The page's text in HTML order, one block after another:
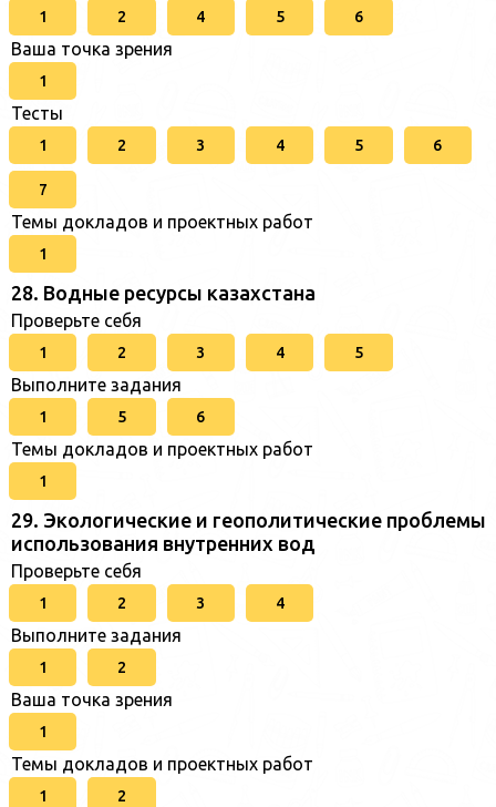
1 2 4 5 6
Ваша точка зрения
1
Тесты
1 2 3 4 5 6
7
Темы докладов и проектных работ
1
28. Водные ресурсы казахстана
Проверьте себя
1 2 3 4 5
Выполните задания
1 5 6
Темы докладов и проектных работ
1
29. Экологические и геополитические проблемы
использования внутренних вод
Проверьте себя
1 2 3 4
Выполните задания
1 2
Ваша точка зрения
1
Темы докладов и проектных работ
1 2